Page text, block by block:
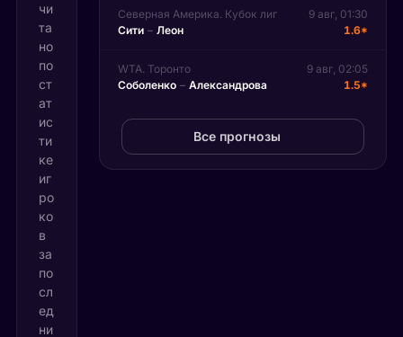
чи
та
но
по
ст
ат
ис
ти
ке
иг
ро
ко
в
за
по
сл
ед
ни
Северная Америка. Кубок лиг
9 авг, 01:30
Сити – Леон 1.6*
WTA. Торонто
9 авг, 02:05
Соболенко – Александрова 1.5*
Все прогнозы